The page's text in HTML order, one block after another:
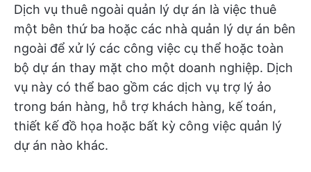
Dịch vụ thuê ngoài quản lý dự án là việc thuê
một bên thứ ba hoặc các nhà quản lý dự án bên
ngoài để xử lý các công việc cụ thể hoặc toàn
bộ dự án thay mặt cho một doanh nghiệp. Dịch
vụ này có thể bao gồm các dịch vụ trợ lý ảo
trong bán hàng, hỗ trợ khách hàng, kế toán,
thiết kế đồ họa hoặc bất kỳ công việc quản lý
dự án nào khác.